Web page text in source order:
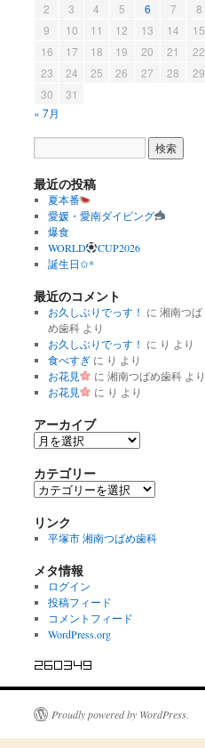
2
3 4 5 6 7
8
9
10 11 12 13 14
15
16
17 18 19 20 21
22
23
24 25 26 27 28
29
30
31
« 7月
最近の投稿
夏本番
愛媛・愛南ダイビング
爆食
WORLD
CUP2026
誕生日✩︎*
最近のコメント
お久しぶりでっす！ に 湘南つば
め歯科より
お久しぶりでっす！ に り より
食べすぎに り より
お花見
に湘南つばめ歯科 より
お花見
に り より
アーカイブ
ア
カ
イ
カテゴリー
カ
ゴ
リ
リンク
平塚市 湘南つばめ歯科
メタ情報
ログイン
投稿フィード
コメントフィード
WordPress.org
Proudly powered by WordPress.